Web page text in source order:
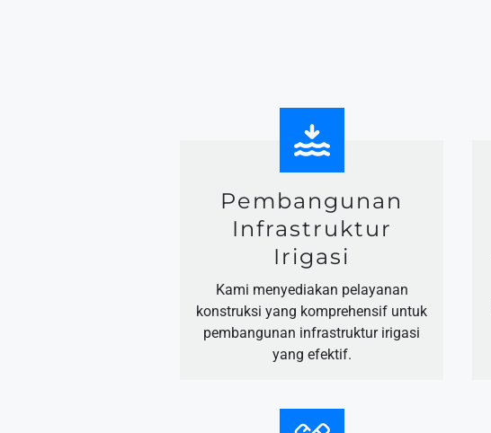
Pembangunan
Infrastruktur
Irigasi
Kami menyediakan pelayanan
konstruksi yang komprehensif untuk
pembangunan infrastruktur irigasi
yang efektif.